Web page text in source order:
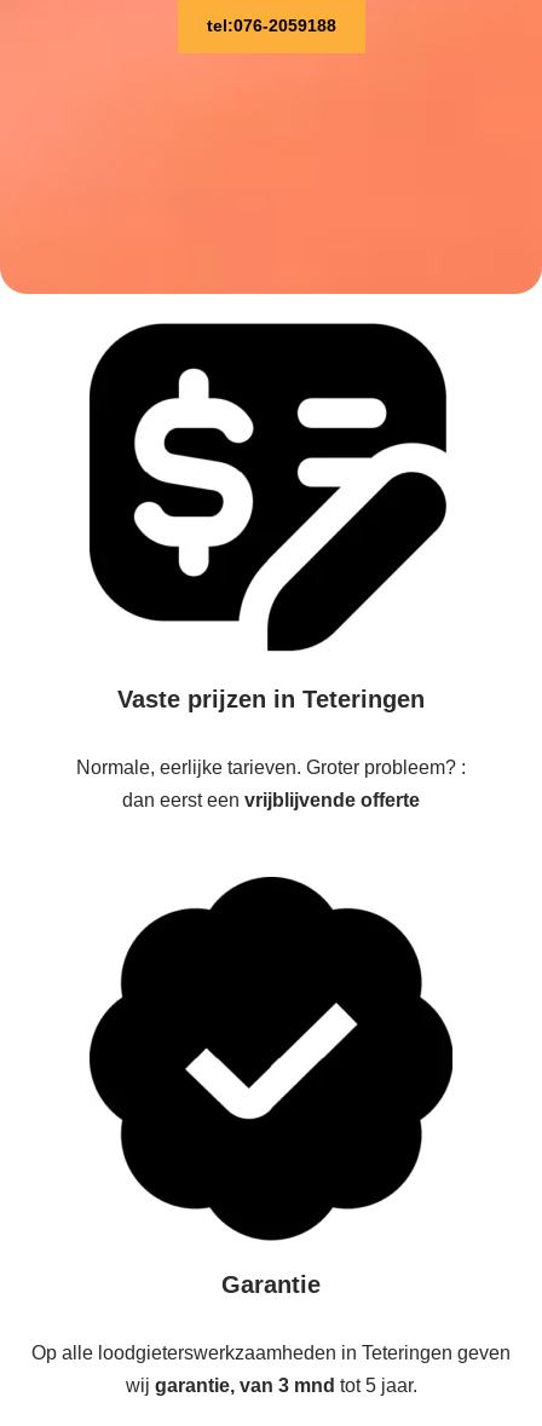
tel:076-2059188
Vaste prijzen in Teteringen
Normale, eerlijke tarieven. Groter probleem? :
dan eerst een vrijblijvende offerte
Garantie
Op alle loodgieterswerkzaamheden in Teteringen geven
wij garantie, van 3 mnd tot 5 jaar.